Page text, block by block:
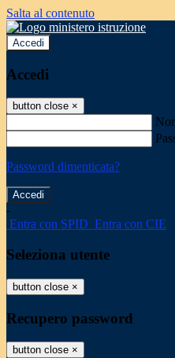
Salta al contenuto
Accedi
Accedi
button close ×
Password dimenticata?
-
Entra con SPID Entra con CIE
Seleziona utente
button close ×
Recupero password
button close ×